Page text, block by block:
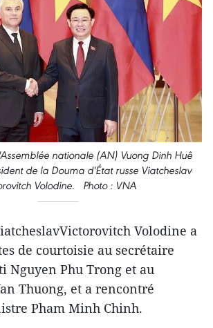
nationale (AN) Vuong Dinh Huê
de la Douma d'État russe Viatcheslav
Volodine. Photo : VNA
Volodine a
de courtoisie au secrétaire
Nguyen Phu Trong et au
Thuong, et a rencontré
Pham Minh Chinh.